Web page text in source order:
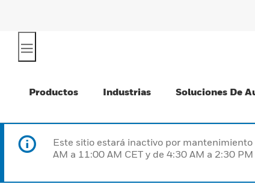
Productos Industrias Soluciones De
Este sitio estará inactivo por
AM a 11:00 AM CET y de 4:30 AM a 2:30